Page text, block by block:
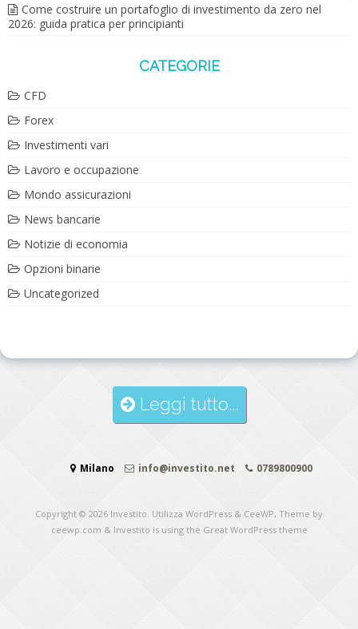
Come costruire un portafoglio di investimento da zero nel
2026: guida pratica per principianti
CATEGORIE
CFD
Forex
Investimenti vari
Lavoro e occupazione
Mondo assicurazioni
News bancarie
Notizie di economia
Opzioni binarie
Uncategorized
Leggi tutto...
Milano info@investito.net 0789800900
Copyright © 2026 Investito . Utilizza WordPress & CeeWP, Theme by
ceewp.com & Investito is using the Great WordPress theme